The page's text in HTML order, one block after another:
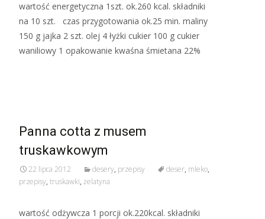
wartość energetyczna 1szt. ok.260 kcal. składniki
na 10 szt. czas przygotowania ok.25 min. maliny
150 g jajka 2 szt. olej 4 łyżki cukier 100 g cukier
waniliowy 1 opakowanie kwaśna śmietana 22%
Panna cotta z musem
truskawkowym
22 lipca 2012 desery, przepisy deser, mleko,
przepisy, truskawki, żelatyna
wartość odżywcza 1 porcji ok.220kcal. składniki